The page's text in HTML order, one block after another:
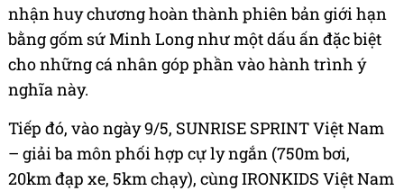
nhận huy chương hoàn thành phiên bản giới hạn
bằng gốm sứ Minh Long như một dấu ấn đặc biệt
cho những cá nhân góp phần vào hành trình ý
nghĩa này.
Tiếp đó, vào ngày 9/5, SUNRISE SPRINT Việt Nam
– giải ba môn phối hợp cự ly ngắn (750m bơi,
20km đạp xe, 5km chạy), cùng IRONKIDS Việt Nam